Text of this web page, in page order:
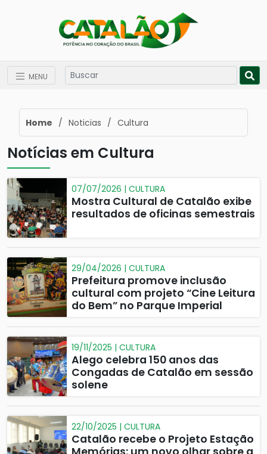
MENU
Home / Noticias / Cultura
Notícias em Cultura
07/07/2026 | CULTURA
Mostra Cultural de Catalão exibe
resultados de oficinas semestrais
29/04/2026 | CULTURA
Prefeitura promove inclusão
cultural com projeto “Cine Leitura
do Bem” no Parque Imperial
19/11/2025 | CULTURA
Alego celebra 150 anos das
Congadas de Catalão em sessão
solene
22/10/2025 | CULTURA
Catalão recebe o Projeto Estação